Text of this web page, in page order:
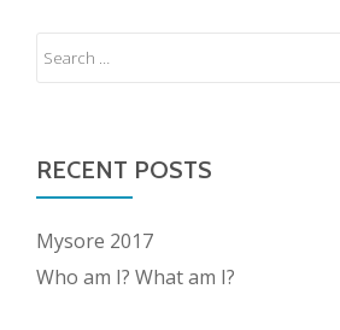
am
RECENT POSTS
Mysore 2017
Who am I? What am I?